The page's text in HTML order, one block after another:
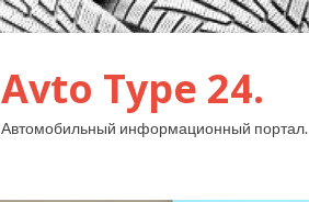
Avto Type 24.
Автомобильный информационный портал.